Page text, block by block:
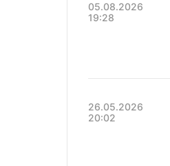
05.08.2026
19:28
26.05.2026
20:02